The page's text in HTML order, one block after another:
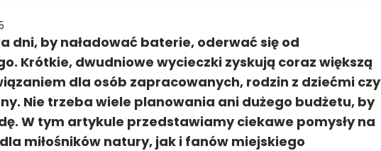
dni, by naładować baterie, oderwać się od
Krótkie, dwudniowe wycieczki zyskują coraz większą
dla osób zapracowanych, rodzin z dziećmi czy
Nie trzeba wiele planowania ani dużego budżetu, by
W tym artykule przedstawiamy ciekawe pomysły na
miłośników natury, jak i fanów miejskiego